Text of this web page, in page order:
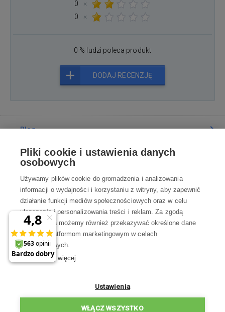
0
×
0
×
0 % ludzi poleca produkt
DODAJ RECENZJĘ
Blog
Poradnia
Wszystko o zakupach
Kontakt
Skontaktuj się z Nami
Pon-Pt 8:00—17:00
WSZYSTKIE KONTAKTY
na pierwsze zakupy?
Chcę zniżkę
Pliki cookie i ustawienia danych
osobowych
Używamy plików cookie do gromadzenia i analizowania
informacji o wydajności i korzystaniu z witryny, aby zapewnić
działanie funkcji mediów społecznościowych oraz w celu
ulepszania i personalizowania treści i reklam. Za zgodą
użytkownika możemy również przekazywać określone dane
osobowe platformom marketingowym w celach
marketingowych.
Dowiedz się więcej
Ustawienia
WŁĄCZ WSZYSTKO